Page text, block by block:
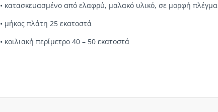
• κατασκευασμένο από ελαφρύ, μαλακό υλικό, σε μορφή πλέγμα
• μήκος πλάτη 25 εκατοστά
• κοιλιακή περίμετρο 40 – 50 εκατοστά